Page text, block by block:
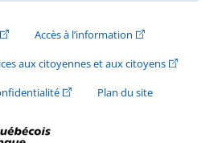
hyperlien externe s'ouvrira dans une
Accès à l’information(Cet hyperlien
aux citoyennes et aux citoyens(Cet
(Cet hyperlien externe s'ouvrira
Plan du site